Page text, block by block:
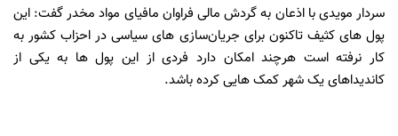
سردار مویدی با اذعان به گردش مالی فراوان مافیای مواد مخدر گفت: این
پول های کثیف تاکنون برای جریان‌سازی های سیاسی در احزاب کشور به
کار نرفته است هرچند امکان دارد فردی از این پول ها به یکی از
کاندیداهای یک شهر کمک هایی کرده باشد.